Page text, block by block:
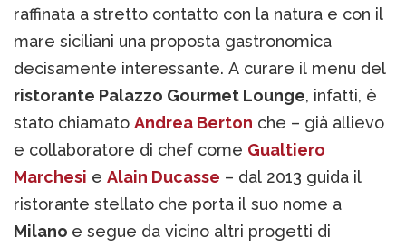
raffinata a stretto contatto con la natura e con il
mare siciliani una proposta gastronomica
decisamente interessante. A curare il menu del
ristorante Palazzo Gourmet Lounge, infatti, è
stato chiamato Andrea Berton che – già allievo
e collaboratore di chef come Gualtiero
Marchesi e Alain Ducasse – dal 2013 guida il
ristorante stellato che porta il suo nome a
Milano e segue da vicino altri progetti di